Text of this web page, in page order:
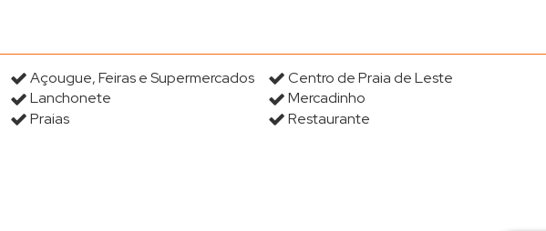
Açougue, Feiras e Supermercados
Centro de Praia de Leste
Lanchonete
Mercadinho
Praias Restaurante